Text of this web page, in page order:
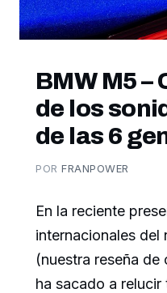
BMW M5
de los
de las 6
PORFRANPOWER
En la reciente
internacionales
(nuestra reseña
ha sacado a